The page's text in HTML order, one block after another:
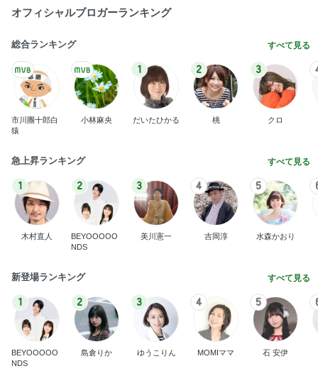
オフィシャルブロガーランキング
総合ランキング すべて見る
市川團十郎白
猿
小林麻央
1
だいたひかる
2
桃
3
クロ
急上昇ランキング すべて見る
1
木村直人
2
BEYOOOOO
NDS
3
美川憲一
4
吉岡淳
5
水森かおり
新登場ランキング すべて見る
1
BEYOOOOO
NDS
2
島倉りか
3
ゆうこりん
4
MOMIママ
5
石 安伊